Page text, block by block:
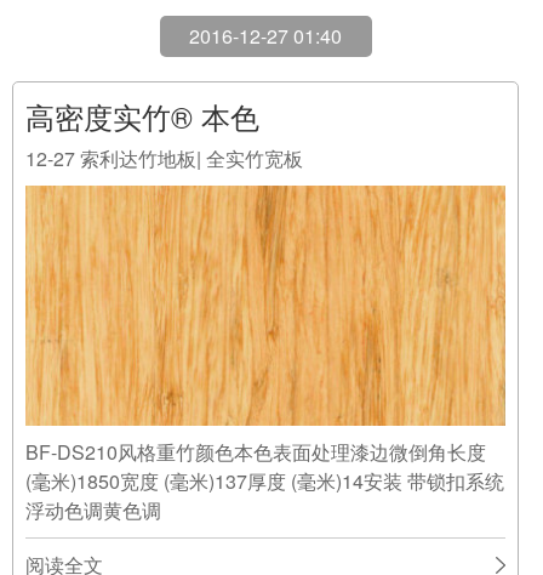
2016-12-27 01:40
高密度实竹® 本色
12-27 索利达竹地板| 全实竹宽板
BF-DS210风格重竹颜色本色表面处理漆边微倒角长度
(毫米)1850宽度 (毫米)137厚度 (毫米)14安装 带锁扣系统
浮动色调黄色调
阅读全文